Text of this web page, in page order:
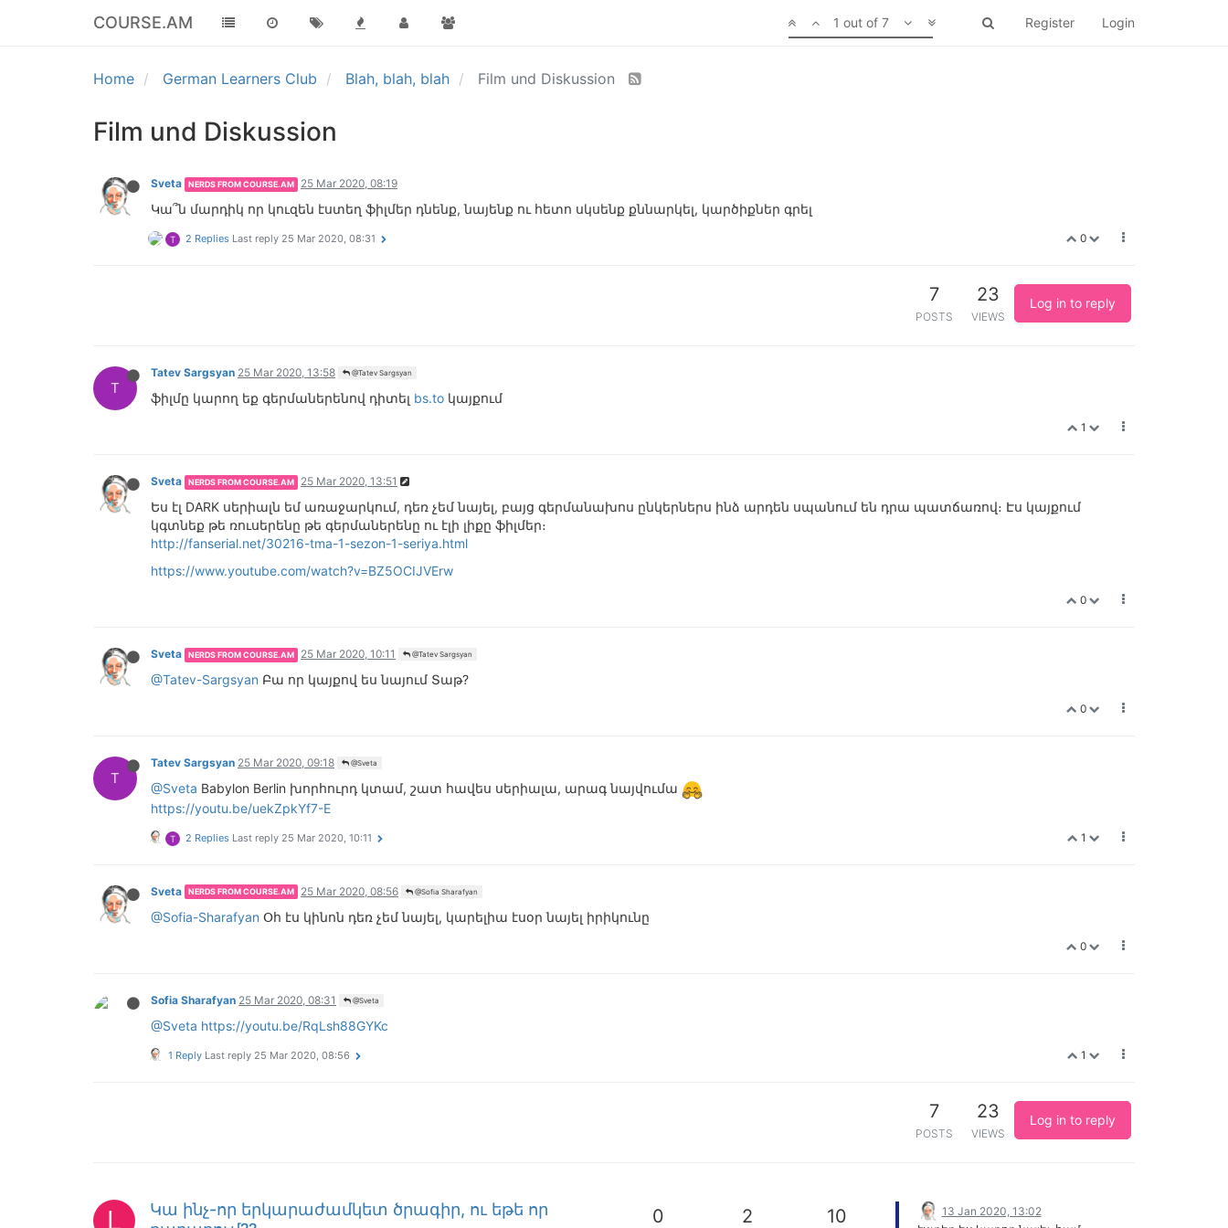
COURSE.AM Register Login
1 out of 7
Home German Learners Club Blah, blah, blah Film und Diskussion
Film und Diskussion
Sveta NERDS FROM COURSE.AM 25 Mar 2020, 08:19
Կա՞ն մարդիկ որ կուզեն էստեղ ֆիլմեր դնենք, նայենք ու հետո սկսենք քննարկել, կարծիքներ գրել
0
T 2 Replies Last reply 25 Mar 2020, 08:31
7
POSTS
23
VIEWS
Log in to reply
T
Tatev Sargsyan 25 Mar 2020, 13:58 @Tatev Sargsyan
ֆիլմը կարող եք գերմաներենով դիտել bs.to կայքում
1
Sveta NERDS FROM COURSE.AM 25 Mar 2020, 13:51
Ես էլ DARK սերիալն եմ առաջարկում, դեռ չեմ նայել, բայց գերմանախոս ընկերներս ինձ արդեն սպանում են դրա պատճառով։ Էս կայքում
կգտնեք թե ռուսերենը թե գերմաներենը ու էլի լիքը ֆիլմեր։
http://fanserial.net/30216-tma-1-sezon-1-seriya.html
https://www.youtube.com/watch?v=BZ5OCIJVErw
0
Sveta NERDS FROM COURSE.AM 25 Mar 2020, 10:11 @Tatev Sargsyan
@Tatev-Sargsyan Բա որ կայքով ես նայում Տաթ?
0
T
Tatev Sargsyan 25 Mar 2020, 09:18 @Sveta
@Sveta Babylon Berlin խորհուրդ կտամ, շատ հավես սերիալա, արագ նայվումա
https://youtu.be/uekZpkYf7-E
1
T 2 Replies Last reply 25 Mar 2020, 10:11
Sveta NERDS FROM COURSE.AM 25 Mar 2020, 08:56 @Sofia Sharafyan
@Sofia-Sharafyan Օհ էս կինոն դեռ չեմ նայել, կարելիա էսօր նայել իրիկունը
0
Sofia Sharafyan 25 Mar 2020, 08:31 @Sveta
@Sveta https://youtu.be/RqLsh88GYKc
1
1 Reply Last reply 25 Mar 2020, 08:56
7
POSTS
23
VIEWS
Log in to reply
L
Կա ինչ-որ երկարաժամկետ ծրագիր, ու եթե որ
0 2 10
13 Jan 2020, 13:02